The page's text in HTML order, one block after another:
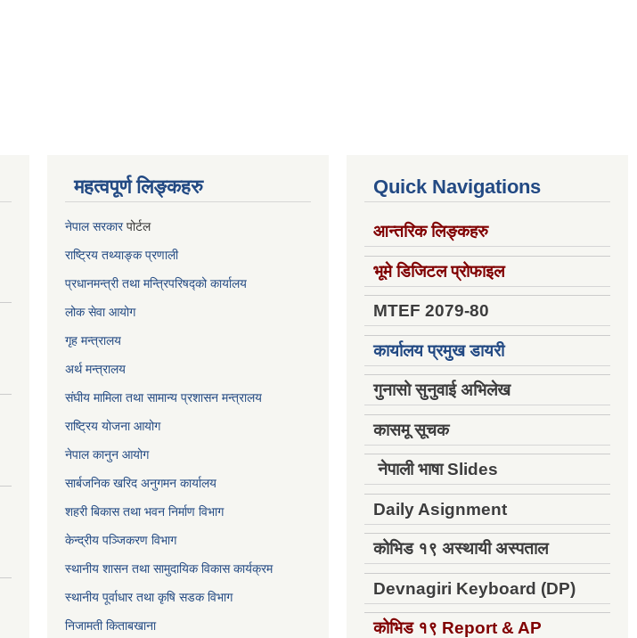
महत्वपूर्ण लिङ्कहरु
नेपाल सरकारपोर्टल
राष्ट्रिय तथ्याङ्क प्रणाली
प्रधानमन्त्री तथा मन्त्रिपरिषद्को कार्यालय
लोक सेवाआयोग
गृह मन्त्रालय
अर्थ मन्त्रालय
संघीय मामिला तथा सामान्य प्रशासन मन्त्रालय
राष्ट्रिय योजना आयोग
नेपाल कानुन आयोग
सार्बजनिक खरिद अनुगमन कार्यालय
शहरी बिकास तथा भवन निर्माण विभाग
केन्द्रीय पञ्जिकरण विभाग
स्थानीय शासन तथा सामुदायिक विकास कार्यक्रम
स्थानीय पूर्वाधार तथा कृषि सडक विभाग
निजामती किताबखाना
Quick Navigations
आन्तरिक लिङ्कहरु
भूमे डिजिटल प्रोफाइल
MTEF 2079-80
कार्यालय प्रमुख डायरी
गुनासो सुनुवाई अभिलेख
कासमू सूचक
नेपाली भाषा Slides
Daily Asignment
कोभिड १९ अस्थायी अस्पताल
Devnagiri Keyboard (DP)
कोभिड १९ Report & AP